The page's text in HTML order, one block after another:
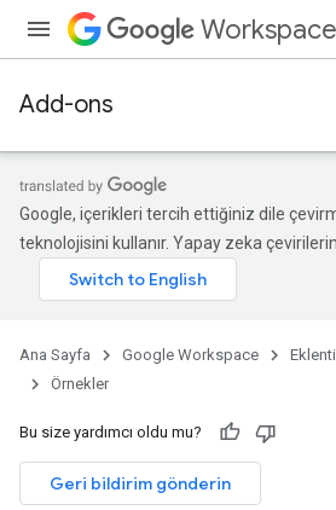
Workspace
Add-ons
Google, içerikleri tercih ettiğiniz dile
teknolojisini kullanır. Yapay zeka
Ana Sayfa Google Workspace
Örnekler
Bu size yardımcı oldu mu?
Geri bildirim gönderin